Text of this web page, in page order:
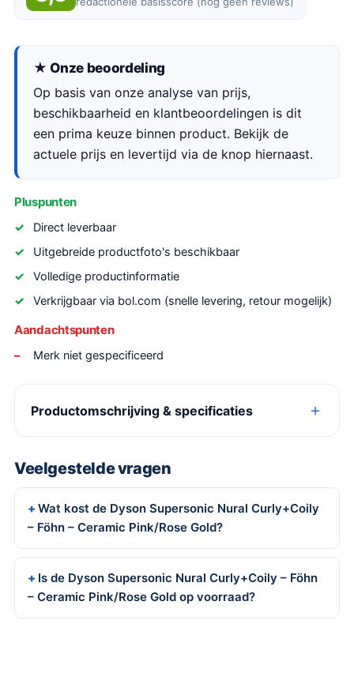
★ Onze beoordeling
Op basis van onze analyse van prijs,
beschikbaarheid en klantbeoordelingen is dit
een prima keuze binnen product. Bekijk de
actuele prijs en levertijd via de knop hiernaast.
Pluspunten
Direct leverbaar
Uitgebreide productfoto's beschikbaar
Volledige productinformatie
Verkrijgbaar via bol.com (snelle levering, retour mogelijk)
Aandachtspunten
Merk niet gespecificeerd
Productomschrijving & specificaties
Veelgestelde vragen
Wat kost de Dyson Supersonic Nural Curly+Coily
– Föhn – Ceramic Pink/Rose Gold?
Is de Dyson Supersonic Nural Curly+Coily – Föhn
– Ceramic Pink/Rose Gold op voorraad?